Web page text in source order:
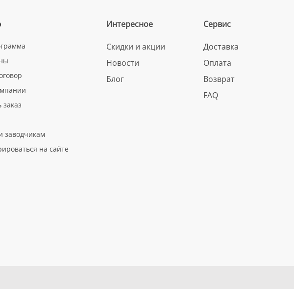
заводчикам
на сайте
Интересное
Скидки и акции
Новости
Блог
Сервис
Доставка
Оплата
Возврат
FAQ